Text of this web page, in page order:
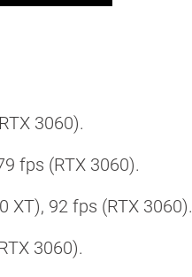
3060).
fps (RTX 3060).
XT), 92 fps (RTX 3060).
3060).